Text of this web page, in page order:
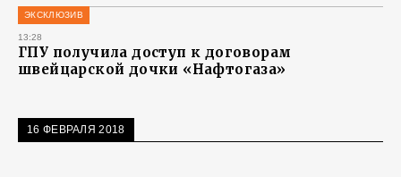
ЭКСКЛЮЗИВ
13:28
ГПУ получила доступ к договорам
швейцарской дочки «Нафтогаза»
16 ФЕВРАЛЯ 2018